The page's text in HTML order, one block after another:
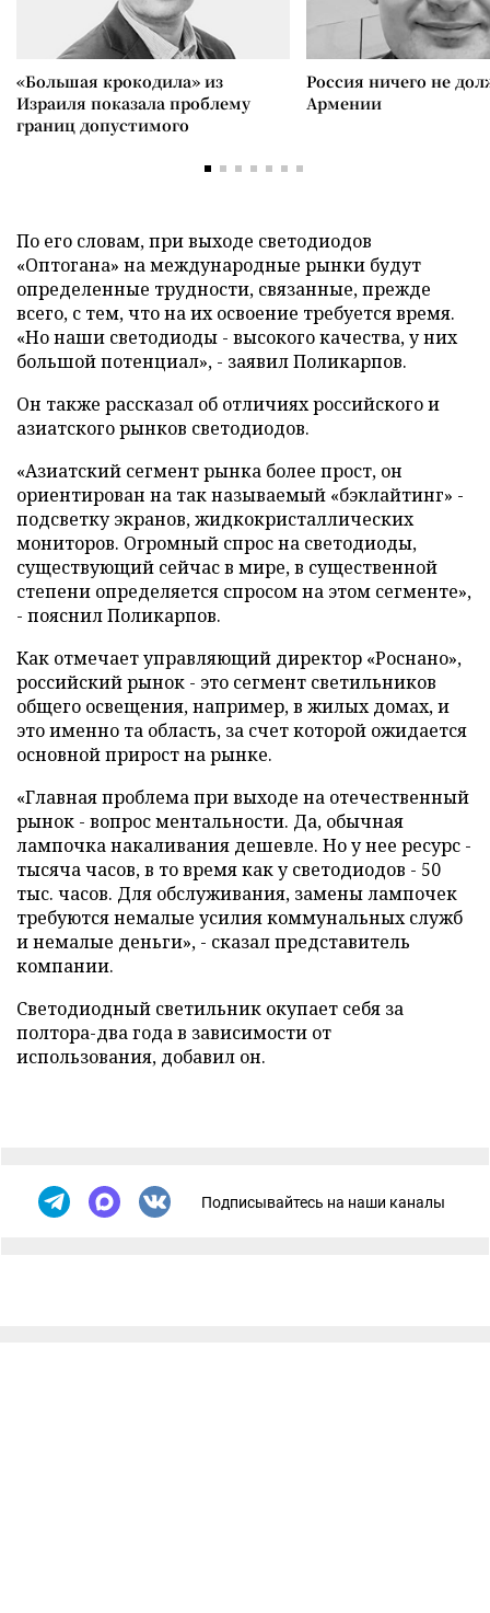
«Большая крокодила» из
Израиля показала проблему
границ допустимого
Россия ничего не
Армении
По его словам, при выходе светодиодов
«Оптогана» на международные рынки будут
определенные трудности, связанные, прежде
всего, с тем, что на их освоение требуется время.
«Но наши светодиоды - высокого качества, у них
большой потенциал», - заявил Поликарпов.
Он также рассказал об отличиях российского и
азиатского рынков светодиодов.
«Азиатский сегмент рынка более прост, он
ориентирован на так называемый «бэклайтинг» -
подсветку экранов, жидкокристаллических
мониторов. Огромный спрос на светодиоды,
существующий сейчас в мире, в существенной
степени определяется спросом на этом сегменте»,
- пояснил Поликарпов.
Как отмечает управляющий директор «Роснано»,
российский рынок - это сегмент светильников
общего освещения, например, в жилых домах, и
это именно та область, за счет которой ожидается
основной прирост на рынке.
«Главная проблема при выходе на отечественный
рынок - вопрос ментальности. Да, обычная
лампочка накаливания дешевле. Но у нее ресурс -
тысяча часов, в то время как у светодиодов - 50
тыс. часов. Для обслуживания, замены лампочек
требуются немалые усилия коммунальных служб
и немалые деньги», - сказал представитель
компании.
Светодиодный светильник окупает себя за
полтора-два года в зависимости от
использования, добавил он.
Подписывайтесь на наши каналы